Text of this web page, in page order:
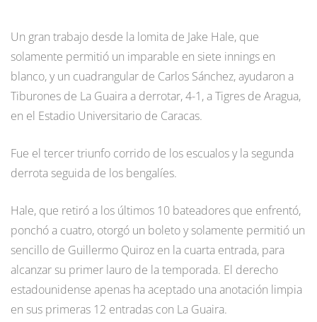
Un gran trabajo desde la lomita de Jake Hale, que
solamente permitió un imparable en siete innings en
blanco, y un cuadrangular de Carlos Sánchez, ayudaron a
Tiburones de La Guaira a derrotar, 4-1, a Tigres de Aragua,
en el Estadio Universitario de Caracas.
Fue el tercer triunfo corrido de los escualos y la segunda
derrota seguida de los bengalíes.
Hale, que retiró a los últimos 10 bateadores que enfrentó,
ponchó a cuatro, otorgó un boleto y solamente permitió un
sencillo de Guillermo Quiroz en la cuarta entrada, para
alcanzar su primer lauro de la temporada. El derecho
estadounidense apenas ha aceptado una anotación limpia
en sus primeras 12 entradas con La Guaira.